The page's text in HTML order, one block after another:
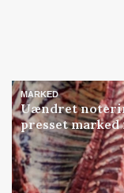
MARKED
Uændret
presset marked